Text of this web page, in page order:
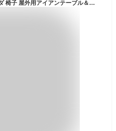
ガーデンチェア ラタン調 ベランダ 椅子 屋外用アイアンテーブル＆チェア コーヒーショップ 中庭 レジャーチェア 幅43×奥行36×高さ72cm お庭 ベランダ テラス バルコニー 3色をご用意(ブラウン*1）